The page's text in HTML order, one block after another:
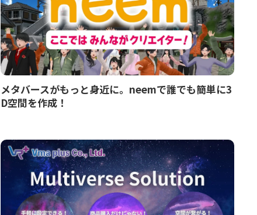
メタバースがもっと身近に。neemで誰でも簡単に3
D空間を作成！